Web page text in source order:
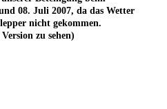
08. Juli 2007, da das Wetter
nicht gekommen.
zu sehen)